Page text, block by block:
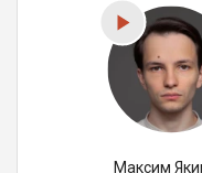
Максим